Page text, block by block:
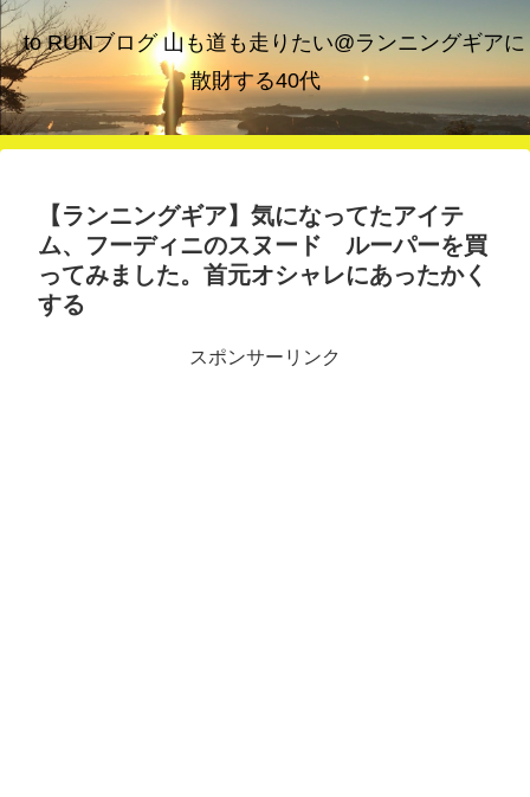
to RUNブログ 山も道も走りたい@ランニングギアに
散財する40代
【ランニングギア】気になってたアイテ
ム、フーディニのスヌード ルーパーを買
ってみました。首元オシャレにあったかく
する
スポンサーリンク